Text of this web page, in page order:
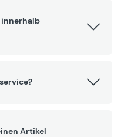
innerhalb
Artikel